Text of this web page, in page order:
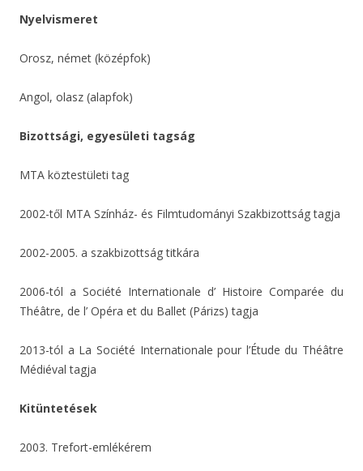
Nyelvismeret
Orosz, német (középfok)
Angol, olasz (alapfok)
Bizottsági, egyesületi tagság
MTA köztestületi tag
2002-től MTA Színház- és Filmtudományi Szakbizottság tagja
2002-2005. a szakbizottság titkára
2006-tól a Société Internationale d’ Histoire Comparée du
Théâtre, de l’ Opéra et du Ballet (Párizs) tagja
2013-tól a La Société Internationale pour l’Étude du Théâtre
Médiéval tagja
Kitüntetések
2003. Trefort-emlékérem